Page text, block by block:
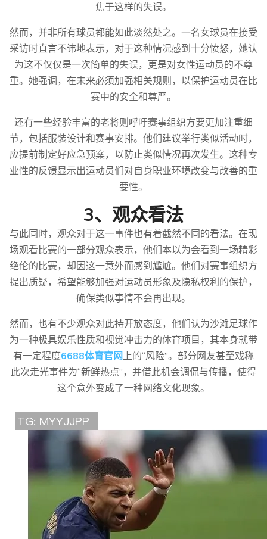
焦于这样的失误。
然而，并非所有球员都能如此淡然处之。一名女球员在接受
采访时直言不讳地表示，对于这种情况感到十分愤怒，她认
为这不仅仅是一次简单的失误，更是对女性运动员的不尊
重。她强调，在未来必须加强相关规则，以保护运动员在比
赛中的安全和尊严。
还有一些经验丰富的老将则呼吁赛事组织方要更加注重细
节，包括服装设计和赛事安排。他们建议举行类似活动时，
应提前制定好应急预案，以防止类似情况再次发生。这种专
业性的反馈显示出运动员们对自身职业环境改变与改善的重
要性。
3、观众看法
与此同时，观众对于这一事件也有着截然不同的看法。在现
场观看比赛的一部分观众表示，他们本以为会看到一场精彩
绝伦的比赛，却因这一意外而感到尴尬。他们对赛事组织方
提出质疑，希望能够加强对运动员形象及隐私权利的保护，
确保类似事情不会再出现。
然而，也有不少观众对此持开放态度，他们认为沙滩足球作
为一种极具娱乐性质和视觉冲击力的体育项目，其本身就带
有一定程度6688体育官网上的“风险”。部分网友甚至戏称
此次走光事件为“新鲜热点”，并借此机会调侃与传播，使得
这个意外变成了一种网络文化现象。